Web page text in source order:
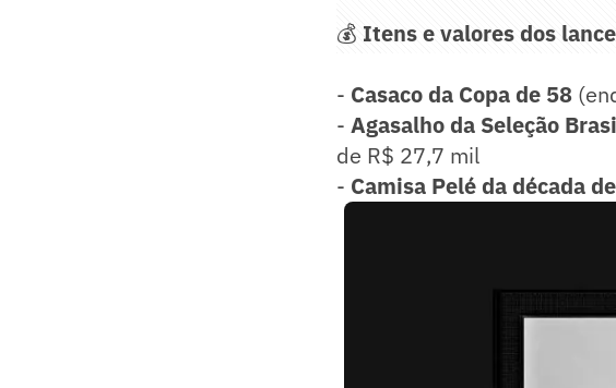
💰 Itens e valores dos
- Casaco da Copa de 58
- Agasalho da Seleção
de R$ 27,7 mil
- Camisa Pelé da década